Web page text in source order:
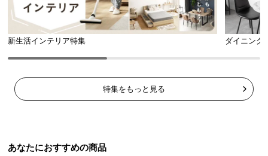
新生活インテリア特集 ダイニング
特集をもっと見る
あなたにおすすめの商品